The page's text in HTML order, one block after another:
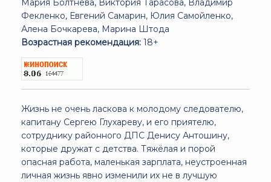
Мария Болтнева, Виктория Тарасова, Владимир
Фекленко, Евгений Самарин, Юлия Самойленко,
Алена Бочкарева, Марина Штода
Возрастная рекомендация: 18+
Жизнь не очень ласкова к молодому следователю,
капитану Сергею Глухареву, и его приятелю,
сотруднику районного ДПС Денису Антошину,
которые дружат с детства. Тяжёлая и порой
опасная работа, маленькая зарплата, неустроенная
личная жизнь явно изменили их не в лучшую